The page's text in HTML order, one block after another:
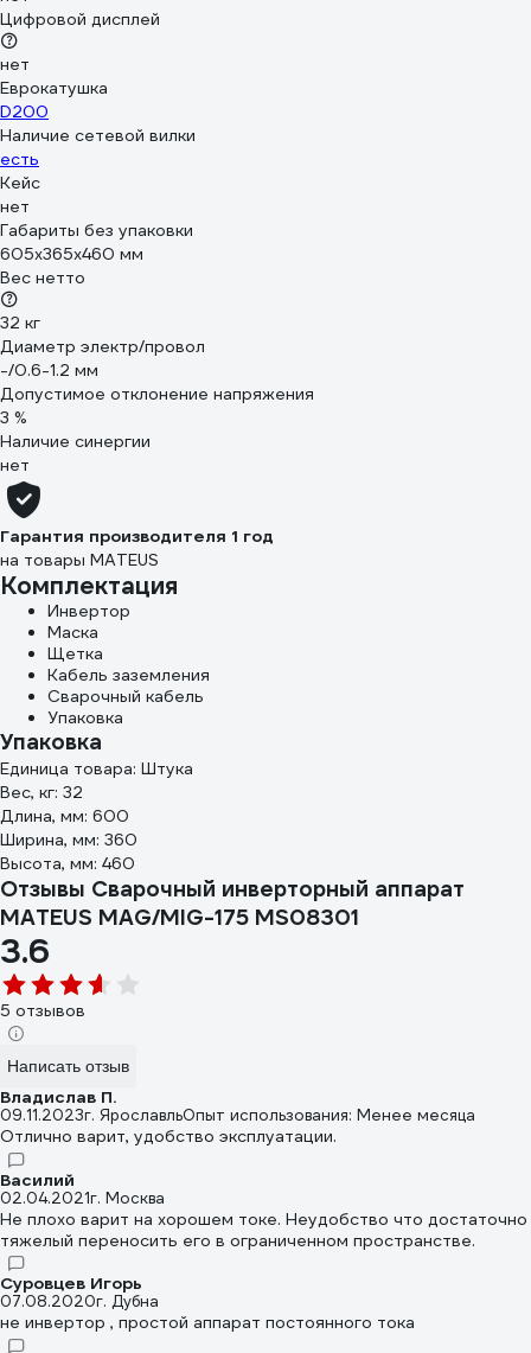
Цифровой дисплей
нет
Еврокатушка
D200
Наличие сетевой вилки
есть
Кейс
нет
Габариты без упаковки
605х365х460 мм
Вес нетто
32 кг
Диаметр электр/провол
-/0.6-1.2 мм
Допустимое отклонение напряжения
3 %
Наличие синергии
нет
Гарантия производителя 1 год
на товары MATEUS
Комплектация
Инвертор
Маска
Щетка
Кабель заземления
Сварочный кабель
Упаковка
Упаковка
Единица товара: Штука
Вес, кг: 32
Длина, мм: 600
Ширина, мм: 360
Высота, мм: 460
Отзывы Сварочный инверторный аппарат
MATEUS MAG/MIG-175 MS08301
3.6
5 отзывов
Написать отзыв
Владислав П.
09.11.2023г. ЯрославльОпыт использования: Менее месяца
Отлично варит, удобство эксплуатации.
Василий
02.04.2021г. Москва
Не плохо варит на хорошем токе. Неудобство что достаточно
тяжелый переносить его в ограниченном пространстве.
Суровцев Игорь
07.08.2020г. Дубна
не инвертор , простой аппарат постоянного тока